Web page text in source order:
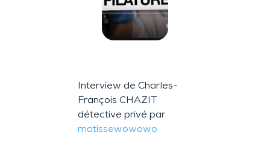
Interview de Charles-
François CHAZIT
détective privé par
matissewowowo